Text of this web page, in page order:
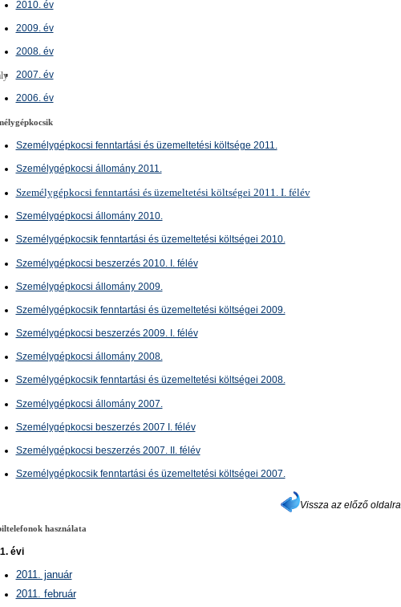
2010. év
2009. év
2008. év
2007. év
2006. év
Személygépkocsi fenntartási és üzemeltetési költsége 2011.
Személygépkocsi állomány 2011.
Személygépkocsi fenntartási és üzemeltetési költségei 2011. I. félév
Személygépkocsi állomány 2010.
Személygépkocsik fenntartási és üzemeltetési költségei 2010.
Személygépkocsi beszerzés 2010. I. félév
Személygépkocsi állomány 2009.
Személygépkocsik fenntartási és üzemeltetési költségei 2009.
Személygépkocsi beszerzés 2009. I. félév
Személygépkocsi állomány 2008.
Személygépkocsik fenntartási és üzemeltetési költségei 2008.
Személygépkocsi állomány 2007.
Személygépkocsi beszerzés 2007 I. félév
Személygépkocsi beszerzés 2007. II. félév
Személygépkocsik fenntartási és üzemeltetési költségei 2007.
Vissza az előző oldalra
használata
évi
2011. január
2011. február